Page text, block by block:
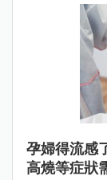
孕婦得流感
高燒等症狀